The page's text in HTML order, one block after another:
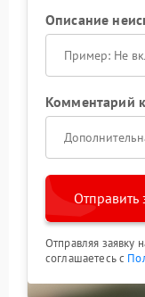
Описание
Комментарий
Отправить
Отправляя заявку
соглашаетесь с